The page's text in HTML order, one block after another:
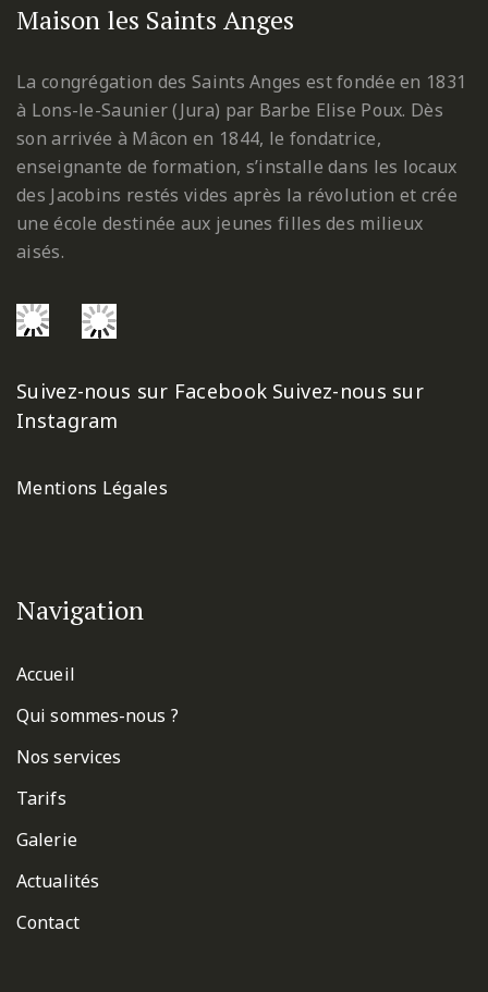
Maison les Saints Anges
La congrégation des Saints Anges est fondée en 1831
à Lons-le-Saunier (Jura) par Barbe Elise Poux. Dès
son arrivée à Mâcon en 1844, le fondatrice,
enseignante de formation, s’installe dans les locaux
des Jacobins restés vides après la révolution et crée
une école destinée aux jeunes filles des milieux
aisés.
Suivez-nous sur Facebook Suivez-nous sur
Instagram
Mentions Légales
Navigation
Accueil
Qui sommes-nous ?
Nos services
Tarifs
Galerie
Actualités
Contact